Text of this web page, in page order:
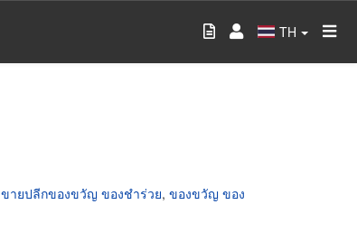
TH
ขายปลีกของขวัญ ของชำร่วย, ของขวัญ ของ